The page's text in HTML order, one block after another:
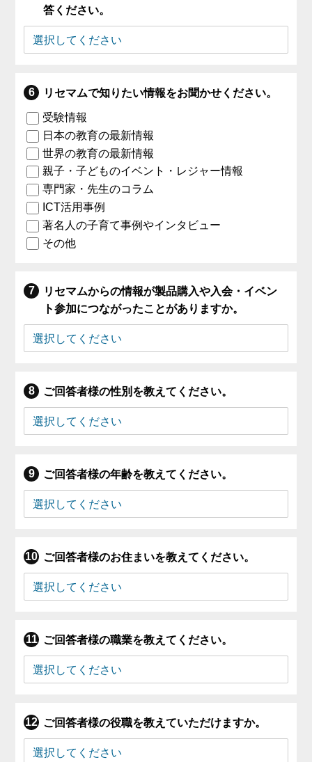
答ください。
リセマムで知りたい情報をお聞かせください。
受験情報
日本の教育の最新情報
世界の教育の最新情報
親子・子どものイベント・レジャー情報
専門家・先生のコラム
ICT活用事例
著名人の子育て事例やインタビュー
その他
リセマムからの情報が製品購入や入会・イベン
ト参加につながったことがありますか。
ご回答者様の性別を教えてください。
ご回答者様の年齢を教えてください。
ご回答者様のお住まいを教えてください。
ご回答者様の職業を教えてください。
ご回答者様の役職を教えていただけますか。